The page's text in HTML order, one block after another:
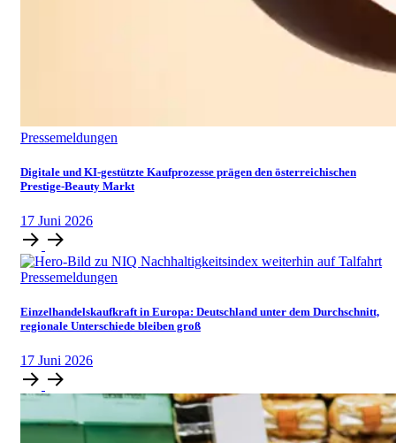
Pressemeldungen
Digitale und KI-gestützte Kaufprozesse prägen den österreichischen
Prestige-Beauty Markt
17 Juni 2026
Pressemeldungen
Einzelhandelskaufkraft in Europa: Deutschland unter dem Durchschnitt,
regionale Unterschiede bleiben groß
17 Juni 2026